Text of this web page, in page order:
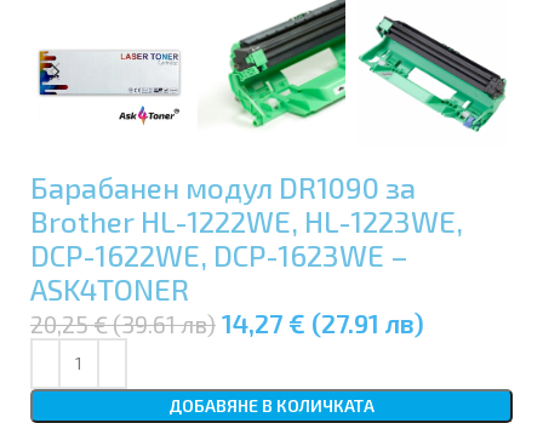
Барабанен модул DR1090 за
Brother HL-1222WE, HL-1223WE,
DCP-1622WE, DCP-1623WE –
ASK4TONER
20,25 € (39.61 лв) 14,27 € (27.91 лв)
ДОБАВЯНЕ В КОЛИЧКАТА